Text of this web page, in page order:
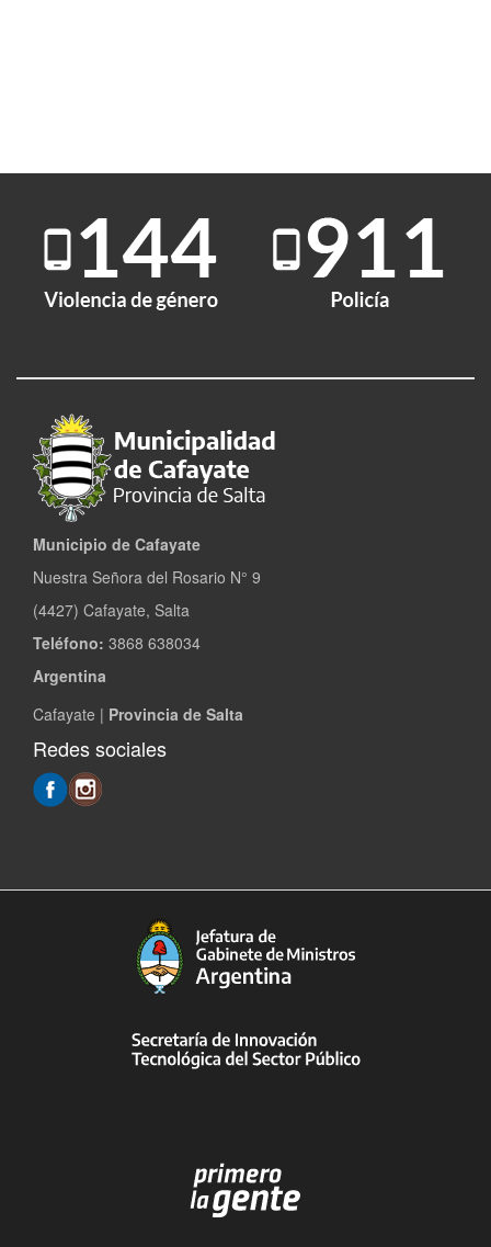
Municipio de Cafayate
Nuestra Señora del Rosario N° 9
(4427) Cafayate, Salta
Teléfono: 3868 638034
Argentina
Cafayate | Provincia de Salta
Redes sociales